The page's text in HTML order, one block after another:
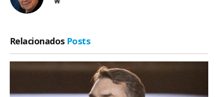
Relacionados Posts